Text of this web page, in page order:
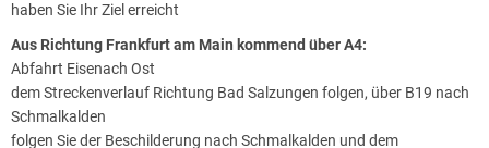
haben Sie Ihr Ziel erreicht
Aus Richtung Frankfurt am Main kommend über A4:
Abfahrt Eisenach Ost
dem Streckenverlauf Richtung Bad Salzungen folgen, über B19 nach
Schmalkalden
folgen Sie der Beschilderung nach Schmalkalden und dem